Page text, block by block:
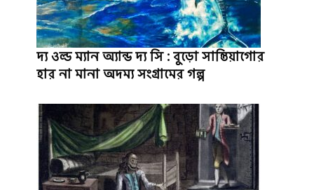
দ্য ওল্ড ম্যান অ্যান্ড দ্য সি : বুড়ো সান্তিয়াগোর
হার না মানা অদম্য সংগ্রামের গল্প